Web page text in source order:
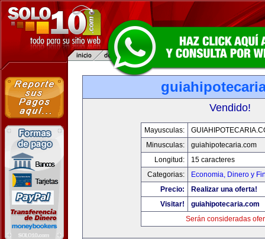
Vendido!
Mayusculas:
Minusculas:
guiahipotecaria.com
Longitud:
15 caracteres
Categorias:
Economia, Dinero y
Precio:
Realizar una oferta!
Visitar!
guiahipotecaria.com
Serán consideradas